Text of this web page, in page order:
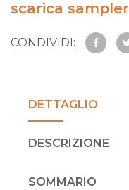
scarica sampler
CONDIVIDI:
DETTAGLIO
DESCRIZIONE
SOMMARIO